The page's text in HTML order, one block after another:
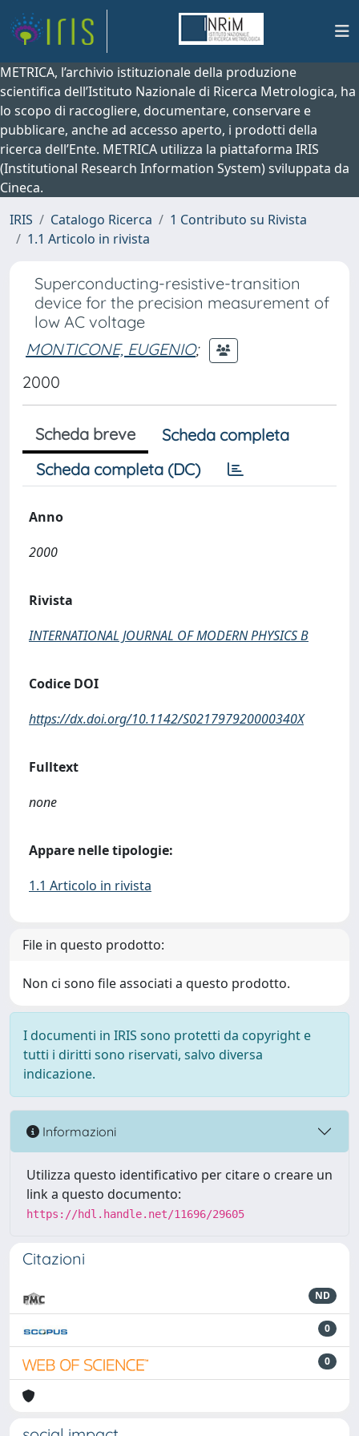
METRICA, l’archivio istituzionale della produzione
scientifica dell’Istituto Nazionale di Ricerca Metrologica, ha
lo scopo di raccogliere, documentare, conservare e
pubblicare, anche ad accesso aperto, i prodotti della
ricerca dell’Ente. METRICA utilizza la piattaforma IRIS
(Institutional Research Information System) sviluppata da
Cineca.
IRIS
Catalogo Ricerca
1 Contributo su Rivista
1.1 Articolo in rivista
Superconducting-resistive-transition
device for the precision measurement of
low AC voltage
MONTICONE, EUGENIO;
2000
Scheda breve
Scheda completa
Scheda completa (DC)
Anno
2000
Rivista
INTERNATIONAL JOURNAL OF MODERN PHYSICS B
Codice DOI
https://dx.doi.org/10.1142/S021797920000340X
Fulltext
none
Appare nelle tipologie:
1.1 Articolo in rivista
File in questo prodotto:
Non ci sono file associati a questo prodotto.
I documenti in IRIS sono protetti da copyright e
tutti i diritti sono riservati, salvo diversa
indicazione.
Informazioni
Utilizza questo identificativo per citare o creare un
link a questo documento:
https://hdl.handle.net/11696/29605
Citazioni
ND
0
0